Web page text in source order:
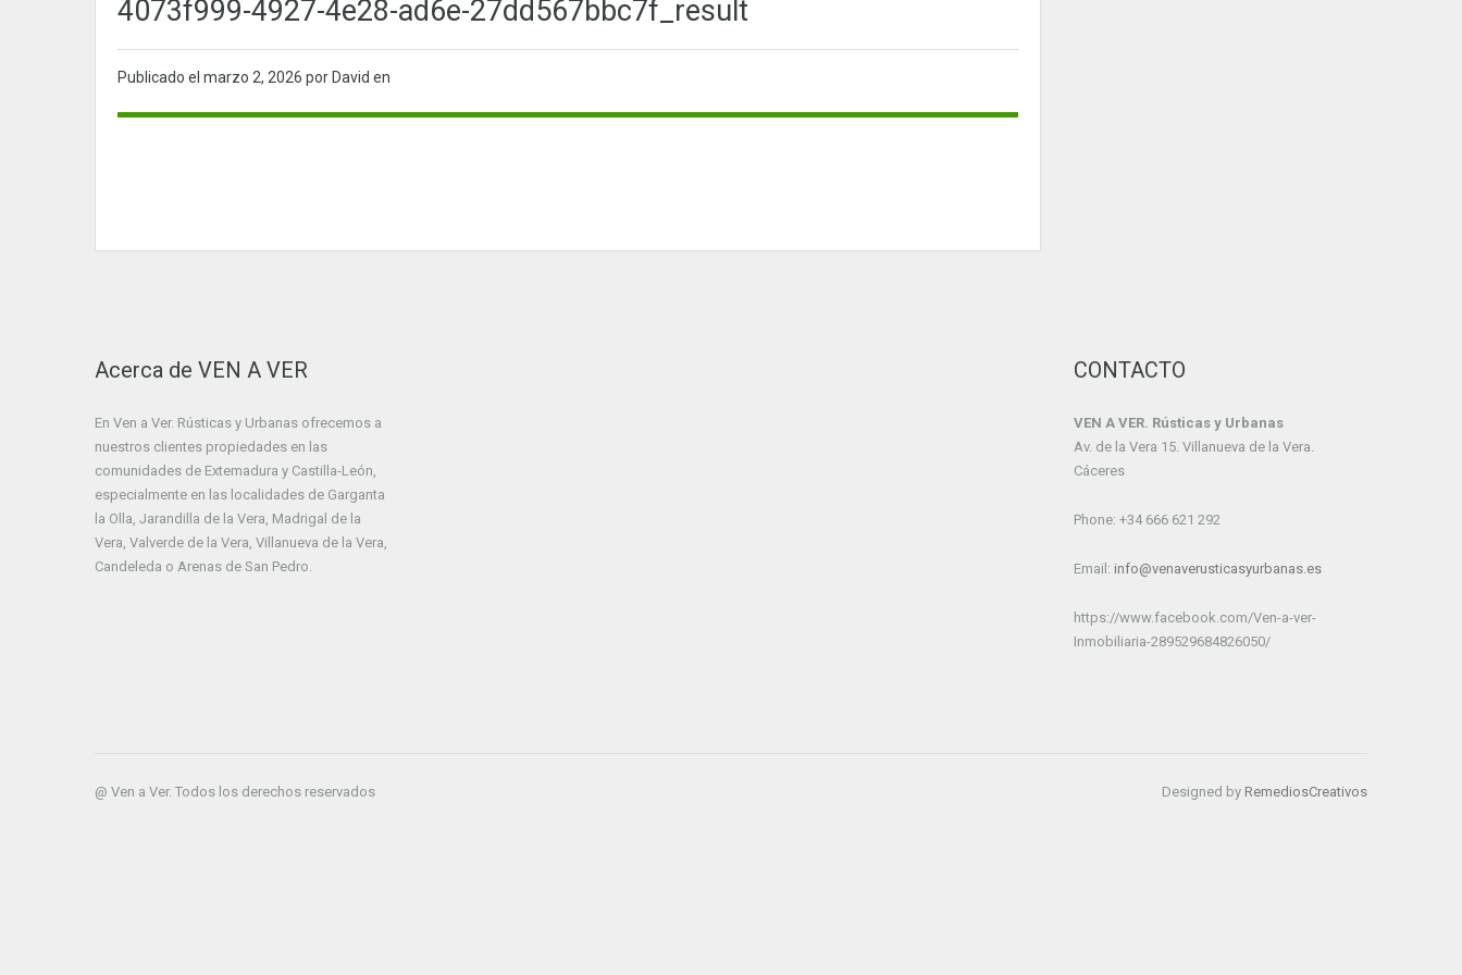
4073f999-4927-4e28-ad6e-27dd567bbc7f_result
Publicado el marzo 2, 2026 por David en
Acerca de VEN A VER
En Ven a Ver. Rústicas y Urbanas ofrecemos a
nuestros clientes propiedades en las
comunidades de Extemadura y Castilla-León,
especialmente en las localidades de Garganta
la Olla, Jarandilla de la Vera, Madrigal de la
Vera, Valverde de la Vera, Villanueva de la Vera,
Candeleda o Arenas de San Pedro.
CONTACTO
VEN A VER. Rústicas y Urbanas
Av. de la Vera 15. Villanueva de la Vera.
Cáceres
Phone: +34 666 621 292
Email: info@venaverusticasyurbanas.es
https://www.facebook.com/Ven-a-ver-
Inmobiliaria-289529684826050/
@ Ven a Ver. Todos los derechos reservados Designed by RemediosCreativos